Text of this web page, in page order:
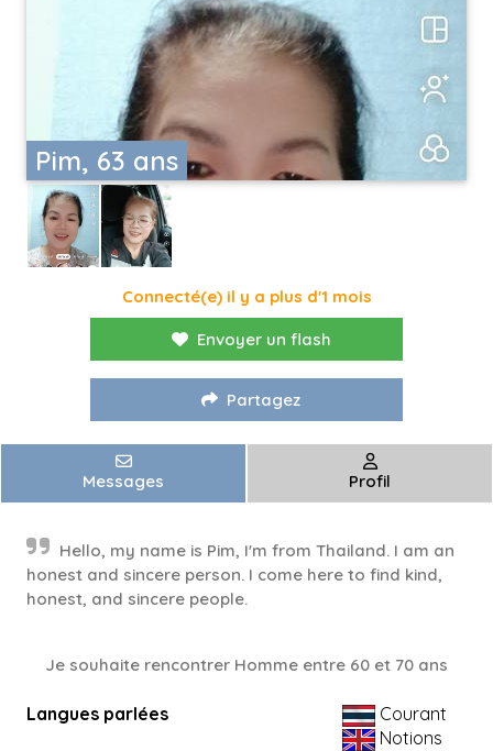
Pim, 63 ans
Connecté(e) il y a plus d'1 mois
Envoyer un flash
Partagez
Messages Profil
Hello, my name is Pim, I'm from Thailand. I am an
honest and sincere person. I come here to find kind,
honest, and sincere people.
Je souhaite rencontrer Homme entre 60 et 70 ans
Langues parlées
Courant
Notions